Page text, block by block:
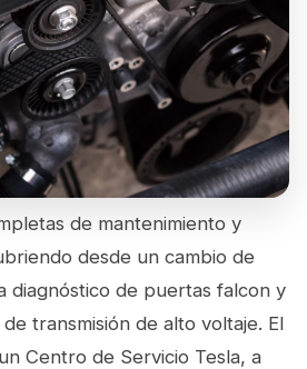
de mantenimiento y
desde un cambio de
diagnóstico de puertas falcon y
transmisión de alto voltaje. El
Centro de Servicio Tesla, a